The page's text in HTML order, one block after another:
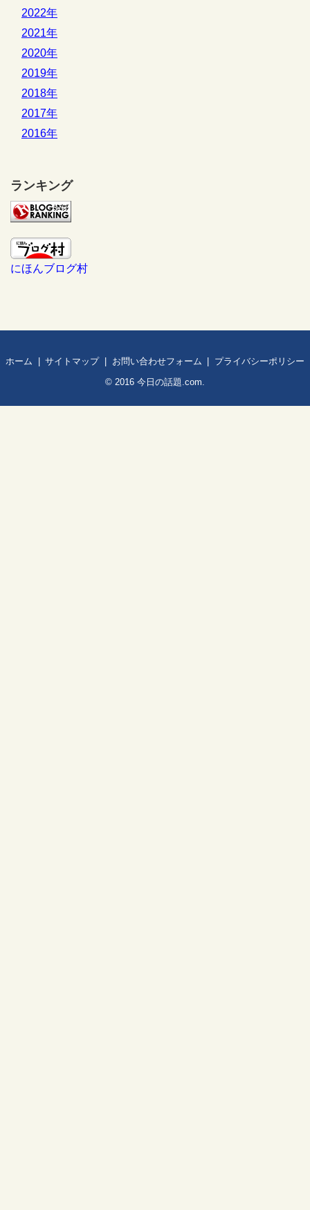
2022年
2021年
2020年
2019年
2018年
2017年
2016年
ランキング
にほんブログ村
ホーム サイトマップ お問い合わせフォーム
プライバシーポリシー
© 2016 今日の話題.com.